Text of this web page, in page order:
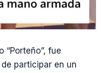
“Porteño”, fue
participar en un